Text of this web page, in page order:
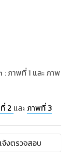
ภาพที่ 1 และ ภาพ
2 และ ภาพที่ 3
จ้งตรวจสอบ